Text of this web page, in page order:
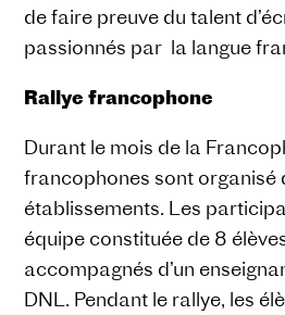
de faire preuve du talent
passionnés par la langue
Rallye francophone
Durant le mois de la
francophones sont organisé
établissements. Les
équipe constituée de 8
accompagnés d’un
DNL. Pendant le rallye, les